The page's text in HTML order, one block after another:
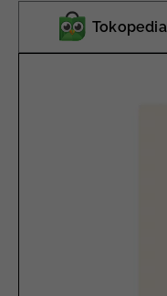
Tokopedia